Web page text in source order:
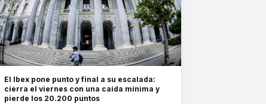
El Ibex pone punto y final a su escalada:
cierra el viernes con una caída mínima y
pierde los 20.200 puntos